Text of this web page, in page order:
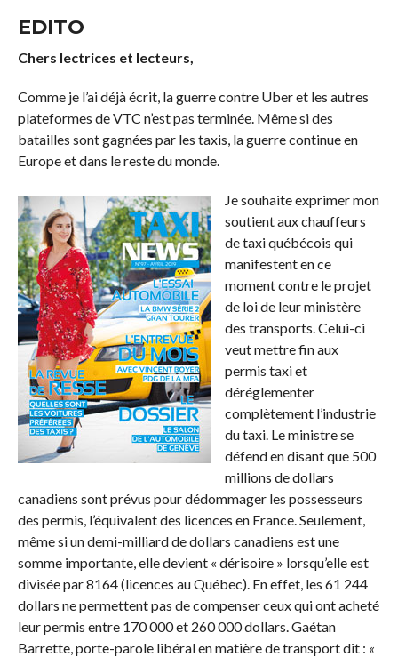
EDITO
Chers lectrices et lecteurs,
Comme je l’ai déjà écrit, la guerre contre Uber et les autres
plateformes de VTC n’est pas terminée. Même si des
batailles sont gagnées par les taxis, la guerre continue en
Europe et dans le reste du monde.
Je souhaite exprimer mon
soutient aux chauffeurs
de taxi québécois qui
manifestent en ce
moment contre le projet
de loi de leur ministère
des transports. Celui-ci
veut mettre fin aux
permis taxi et
déréglementer
complètement l’industrie
du taxi. Le ministre se
défend en disant que 500
millions de dollars
canadiens sont prévus pour dédommager les possesseurs
des permis, l’équivalent des licences en France. Seulement,
même si un demi-milliard de dollars canadiens est une
somme importante, elle devient « dérisoire » lorsqu’elle est
divisée par 8164 (licences au Québec). En effet, les 61 244
dollars ne permettent pas de compenser ceux qui ont acheté
leur permis entre 170 000 et 260 000 dollars. Gaétan
Barrette, porte-parole libéral en matière de transport dit : «